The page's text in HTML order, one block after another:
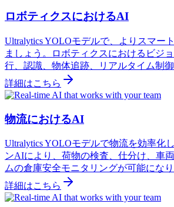
ロボティクスにおけるAI
Ultralytics YOLOモデルで、よりスマー
ましょう。ロボティクスにおけるビジ
行、認識、物体追跡、リアルタイム制御
詳細はこちら
物流におけるAI
Ultralytics YOLOモデルで物流を効率化
ンAIにより、荷物の検査、仕分け、車
ムの倉庫安全モニタリングが可能になり
詳細はこちら